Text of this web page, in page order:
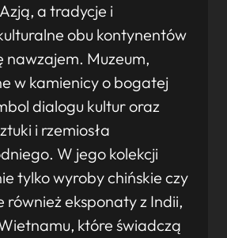
a tradycje i
obu kontynentów
nawzajem. Muzeum,
w kamienicy o bogatej
dialogu kultur oraz
i rzemiosła
W jego kolekcji
tylko wyroby chińskie czy
również eksponaty z Indii,
które świadczą